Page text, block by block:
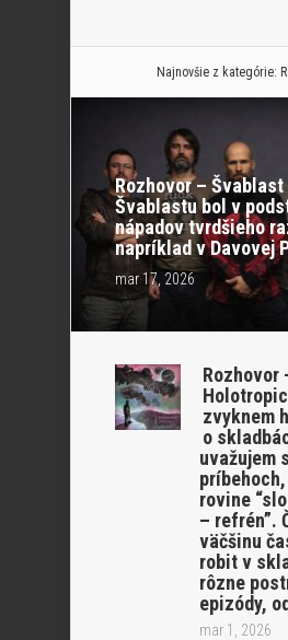
Najnovšie z kategórie:
Rozhovor – Švablast
Švablastu bol v
nápadov tvrdšieho
napríklad v Davovej
mar 17, 2026
Rozhovor
zvyknem
o
uvažujem
rovine
– refrén”.
väčšinu
robit v
rôzne
epizódy,
mar 1, 2026